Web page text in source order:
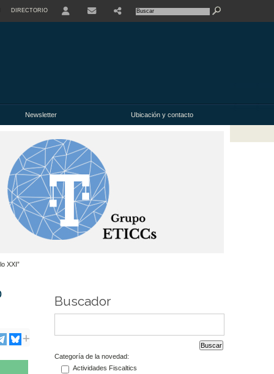
DIRECTORIO
Newsletter Ubicación y contacto
XXI”
Buscador
Categoría de la novedad:
Actividades Fiscaltics